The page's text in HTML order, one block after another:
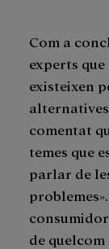
Com a
experts
existeixen
comentat
temes que
parlar de
de